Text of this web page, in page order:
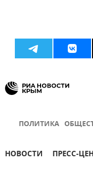
ПОЛИТИКА
НОВОСТИ ПРЕСС-